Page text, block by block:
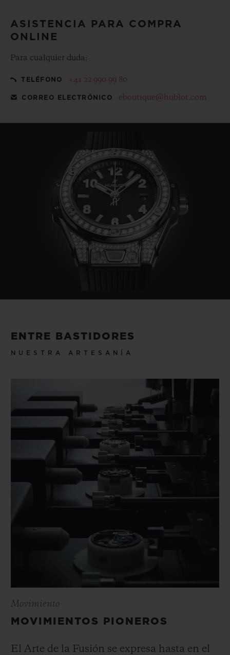
ASISTENCIA PARA COMPRA
ONLINE
Para cualquier duda:
TELÉFONO +41 22 990 99 80
CORREO ELECTRÓNICO eboutique@hublot.com
ENTRE BASTIDORES
NUESTRA ARTESANÍA
Movimiento
MOVIMIENTOS PIONEROS
El Arte de la Fusión se expresa hasta en el